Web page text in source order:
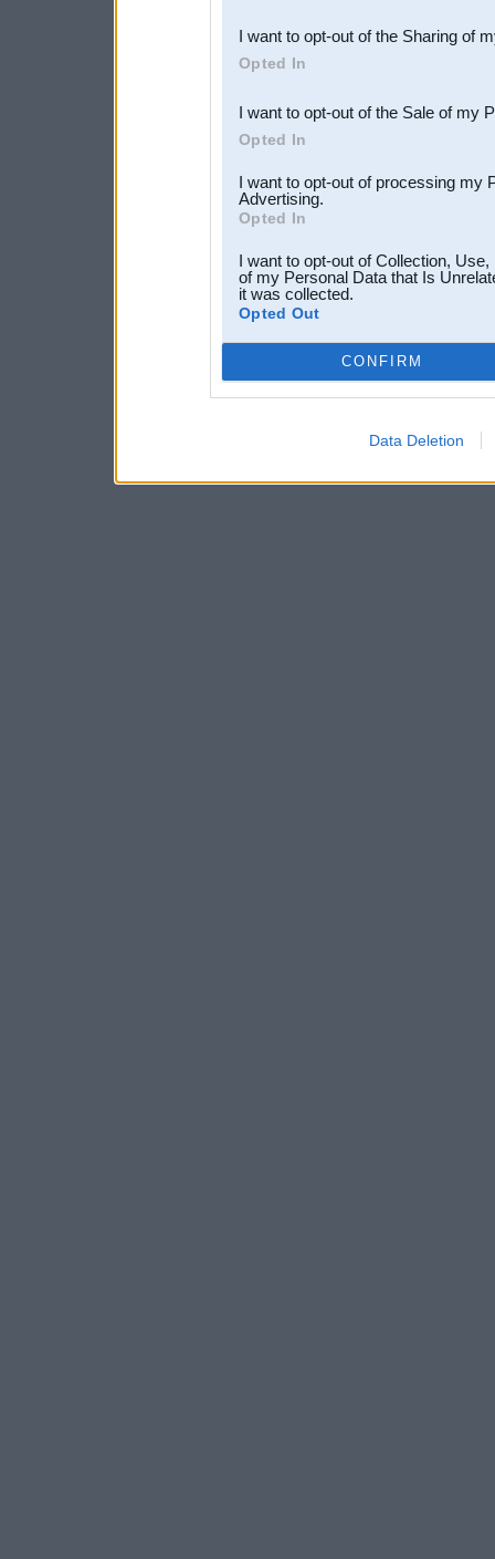
Downstream Participants
third parties.
I want to opt-out of the Sharing of
Opted In
I want to opt-out of the Sale of my
Opted In
I want to opt-out of processing my
Advertising.
Opted In
I want to opt-out of Collection,
of my Personal Data that Is
it was collected.
Opted Out
CONFIRM
Data Deletion